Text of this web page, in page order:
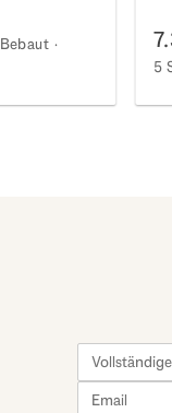
Bebaut
5